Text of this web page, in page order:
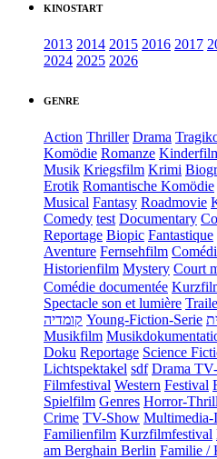
KINOSTART
2013 2014 2015 2016 2017
2024 2025 2026
GENRE
Action Thriller Drama
Komödie Romanze
Musik Kriegsfilm Krimi
Erotik Romantische Komödie
Musical Fantasy Roadmovie
Comedy test Documentary
Reportage Biopic Fantastique
Aventure Fernsehfilm
Historienfilm Mystery Court
Comédie documentée
Spectacle son et lumière
קומדיה Young-Fiction-Serie
Musikfilm
Doku Reportage Science
Lichtspektakel sdf Drama
Filmfestival Western Festival
Spielfilm Genres Horror-
Crime TV-Show Multimedia-
Familienfilm Kurzfilmfestival
am Berghain Berlin Familie /